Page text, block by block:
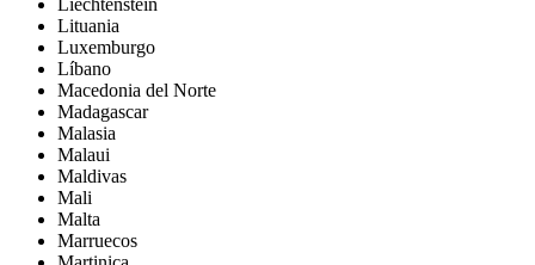
Lituania
Luxemburgo
Líbano
Macedonia del Norte
Madagascar
Malasia
Malaui
Maldivas
Mali
Malta
Marruecos